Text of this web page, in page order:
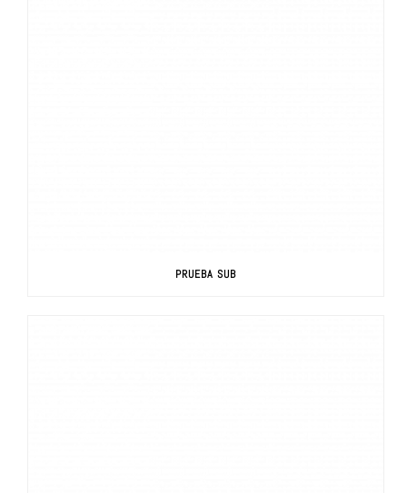
PRUEBA SUB